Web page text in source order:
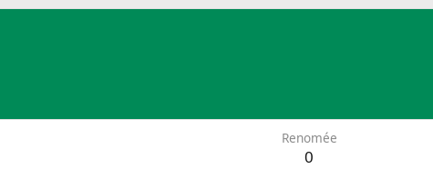
Renomée
0